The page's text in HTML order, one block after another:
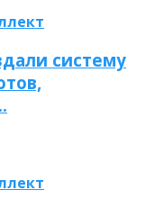
систему